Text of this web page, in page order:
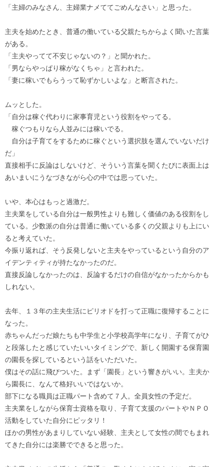
「主婦のみなさん、主婦業ナメててごめんなさい」と思った。
主夫を始めたとき、普通の働いている父親たちからよく聞いた言葉
がある。
「主夫やってて不安じゃないの？」と聞かれた。
「男ならやっぱり稼がなくちゃ」と言われた。
「妻に稼いでもらうって恥ずかしいよな」と断言された。
ムッとした。
「自分は稼ぐ代わりに家事育児という役割をやってる。
稼ぐつもりなら人並みには稼いでる。
自分は子育てをするために稼ぐという選択肢を選んでいないだけ
だ」
直接相手に反論はしないけど、そういう言葉を聞くたびに表面上は
あいまいにうなづきながら心の中では思っていた。
いや、本心はもっと過激だ。
主夫業をしている自分は一般男性よりも難しく価値のある役割をし
ている。少数派の自分は普通に働いている多くの父親よりも上にい
ると考えていた。
今振り返れば、そう反発しないと主夫をやっているという自分のア
イデンティティが持たなかったのだ。
直接反論しなかったのは、反論するだけの自信がなかったからかも
しれない。
去年、１３年の主夫生活にピリオドを打って正職に復帰することに
なった。
赤ちゃんだっだ娘たちも中学生と小学校高学年になり、子育てがひ
と段落したと感じていたいいタイミングで、新しく開園する保育園
の園長を探しているという話をいただいた。
僕はその話に飛びついた。まず「園長」という響きがいい。主夫か
ら園長に、なんて格好いいではないか。
部下になる職員は正職パート含めて７人。全員女性の予定だ。
主夫業をしながら保育士資格を取り、子育て支援のパートやＮＰＯ
活動をしていた自分にピッタリ！
ほかの男性があまりしていない経験、主夫として女性の間でもまれ
てきた自分には楽勝でできると思った。